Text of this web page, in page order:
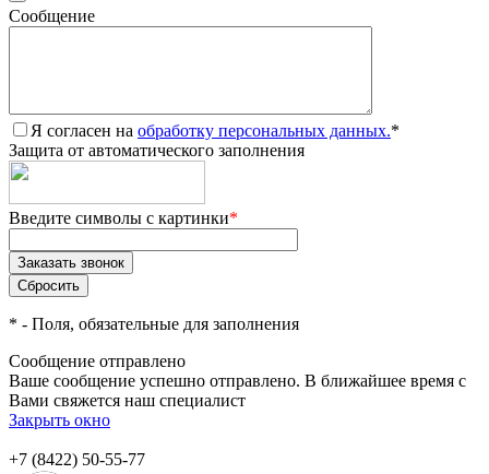
Сообщение
Я согласен на обработку персональных данных.*
Защита от автоматического заполнения
Введите символы с картинки*
* - Поля, обязательные для заполнения
Сообщение отправлено
Ваше сообщение успешно отправлено. В ближайшее время с
Вами свяжется наш специалист
Закрыть окно
+7 (8422) 50-55-77